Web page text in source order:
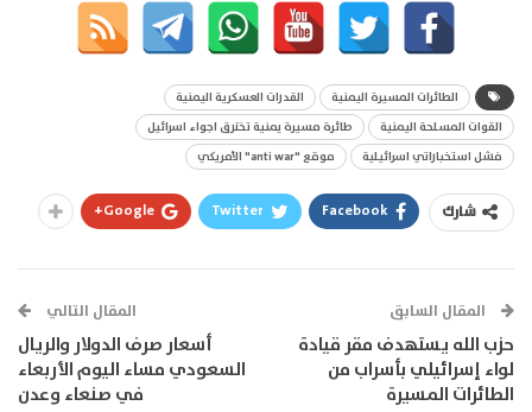
الطائرات المسيرة اليمنية
القدرات العسكرية اليمنية
القوات المسلحة اليمنية
طائرة مسيرة يمنية تخترق اجواء اسرائيل
فشل استخباراتي اسرائيلية
موقع "anti war" الأمريكي
شارك Facebook
Twitter
Google+
المقال السابق
حزب الله يستهدف مقر قيادة
لواء إسرائيلي بأسراب من
الطائرات المسيرة
المقال التالي
أسعار صرف الدولار والريال
السعودي مساء اليوم الأربعاء
في صنعاء وعدن